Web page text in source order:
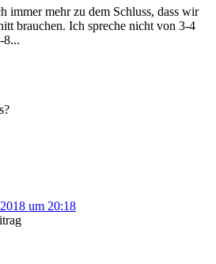
immer mehr zu dem Schluss, dass wir
brauchen. Ich spreche nicht von 3-4
8...
um 20:18